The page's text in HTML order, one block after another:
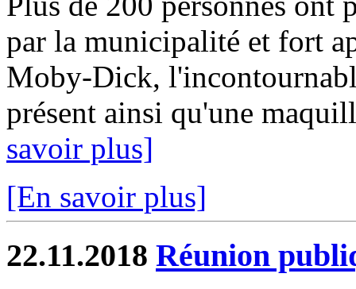
par la municipalité et fort
Moby-Dick,
présent ainsi qu'une
savoir plus]
[En savoir plus]
22.11.2018 Réunion